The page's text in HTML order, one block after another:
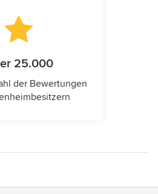
25.000
der Bewertungen